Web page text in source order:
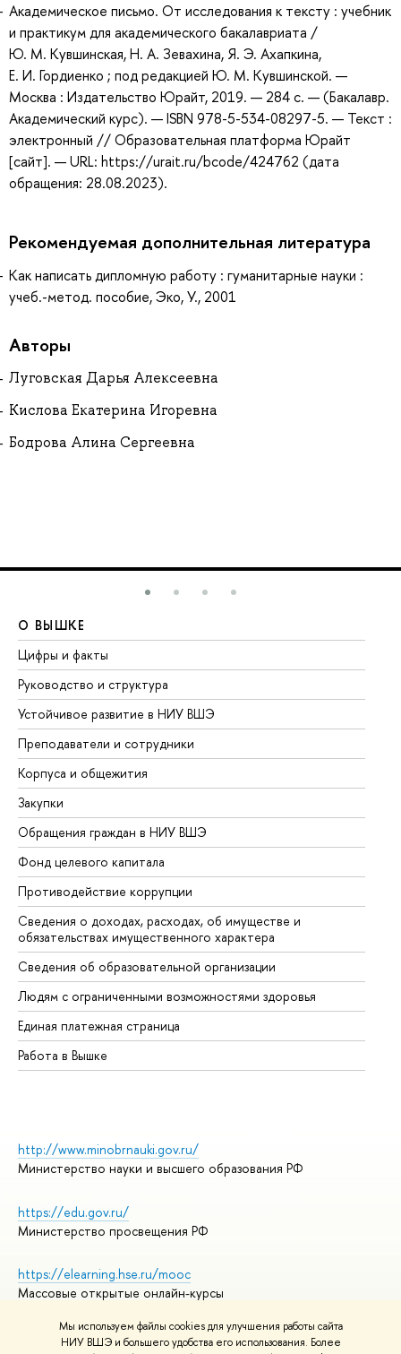
Мы используем файлы cookies для улучшения работы сайта
НИУ ВШЭ и большего удобства его использования. Более
Академическое письмо. От исследования к тексту : учебник
и практикум для академического бакалавриата /
Ю. М. Кувшинская, Н. А. Зевахина, Я. Э. Ахапкина,
Е. И. Гордиенко ; под редакцией Ю. М. Кувшинской. —
Москва : Издательство Юрайт, 2019. — 284 с. — (Бакалавр.
Академический курс). — ISBN 978-5-534-08297-5. — Текст :
электронный // Образовательная платформа Юрайт
[сайт]. — URL: https://urait.ru/bcode/424762 (дата
обращения: 28.08.2023).
Рекомендуемая дополнительная литература
Как написать дипломную работу : гуманитарные науки :
учеб.-метод. пособие, Эко, У., 2001
Авторы
Луговская Дарья Алексеевна
Кислова Екатерина Игоревна
Бодрова Алина Сергеевна
О ВЫШКЕ
Цифры и факты
Руководство и структура
Устойчивое развитие в НИУ ВШЭ
Преподаватели и сотрудники
Корпуса и общежития
Закупки
Обращения граждан в НИУ ВШЭ
Фонд целевого капитала
Противодействие коррупции
Сведения о доходах, расходах, об имуществе и
обязательствах имущественного характера
Сведения об образовательной организации
Людям с ограниченными возможностями здоровья
Единая платежная страница
Работа в Вышке
http://www.minobrnauki.gov.ru/
Министерство науки и высшего образования РФ
https://edu.gov.ru/
Министерство просвещения РФ
https://elearning.hse.ru/mooc
Массовые открытые онлайн-курсы